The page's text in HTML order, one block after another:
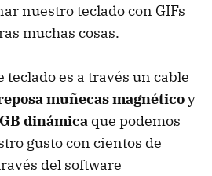
nuestro teclado con GIFs
muchas cosas.
teclado es a través un cable
muñecas magnéticoy
dinámica que podemos
gusto con cientos de
del software